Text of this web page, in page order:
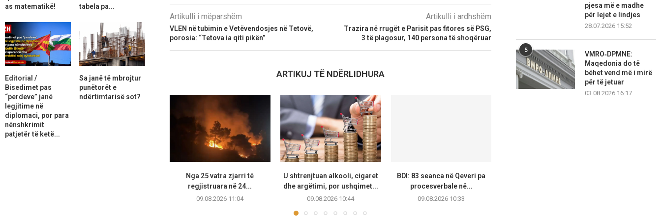
Artikulli i mëparshëm
VLEN në tubimin e Vetëvendosjes në Tetovë,
porosia: “Tetova ia qiti pikën”
Artikulli i ardhshëm
Trazira në rrugët e Parisit pas fitores së PSG,
3 të plagosur, 140 persona të shoqëruar
ARTIKUJ TË NDËRLIDHURA
Nga 25 vatra zjarri të
regjistruara në 24...
09.08.2026 11:04
U shtrenjtuan alkooli, cigaret
dhe argëtimi, por ushqimet...
09.08.2026 10:44
BDI: 83 seanca në Qeveri pa
procesverbale në...
09.08.2026 10:33
pjesa më e madhe
për lejet e lindjes
28.07.2026 15:52
5
VMRO‑DPMNE:
Maqedonia do të
bëhet vend më i mirë
për të jetuar
03.08.2026 16:17
as matematikë!
tabela pa...
Editorial /
Bisedimet pas
“perdeve” janë
legjitime në
diplomaci, por para
nënshkrimit
patjetër të ketë...
Sa janë të mbrojtur
punëtorët e
ndërtimtarisë sot?